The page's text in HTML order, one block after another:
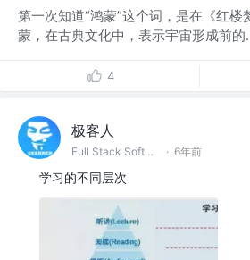
第一次知道“鸿蒙”这个词，是在《红楼
蒙，在古典文化中，表示宇宙形成前的
4
极客人
Full Stack Software Engineer & DevOps @字节跳动 · 6年前
学习的不同层次